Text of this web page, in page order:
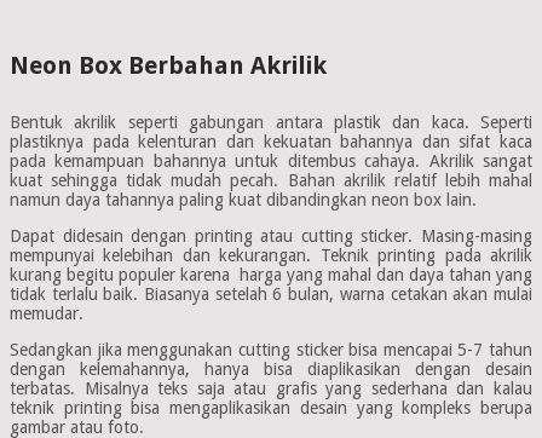
Neon Box Berbahan Akrilik
Bentuk akrilik seperti gabungan antara plastik dan kaca. Seperti
plastiknya pada kelenturan dan kekuatan bahannya dan sifat kaca
pada kemampuan bahannya untuk ditembus cahaya. Akrilik sangat
kuat sehingga tidak mudah pecah. Bahan akrilik relatif lebih mahal
namun daya tahannya paling kuat dibandingkan neon box lain.
Dapat didesain dengan printing atau cutting sticker. Masing-masing
mempunyai kelebihan dan kekurangan. Teknik printing pada akrilik
kurang begitu populer karena harga yang mahal dan daya tahan yang
tidak terlalu baik. Biasanya setelah 6 bulan, warna cetakan akan mulai
memudar.
Sedangkan jika menggunakan cutting sticker bisa mencapai 5-7 tahun
dengan kelemahannya, hanya bisa diaplikasikan dengan desain
terbatas. Misalnya teks saja atau grafis yang sederhana dan kalau
teknik printing bisa mengaplikasikan desain yang kompleks berupa
gambar atau foto.